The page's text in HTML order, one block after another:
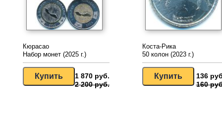
Кюрасао
Набор монет (2025 г.)
1 870 руб.
2 200 руб.
Коста-Рика
50 колон (2023 г.)
136
160